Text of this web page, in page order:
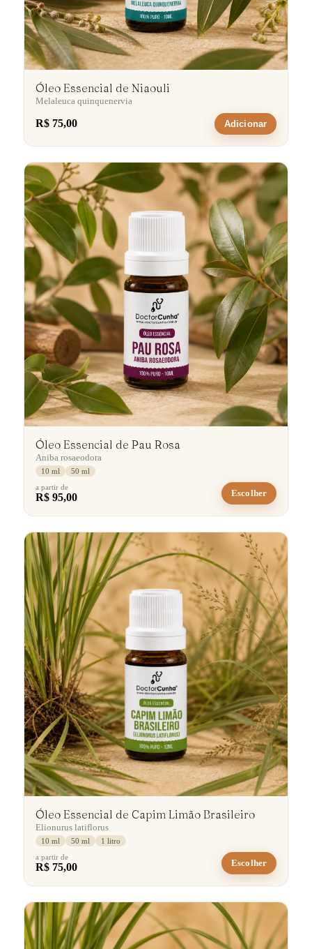
Óleo Essencial de Niaouli
Melaleuca quinquenervia
R$ 75,00 Adicionar
Óleo Essencial de Pau Rosa
Aniba rosaeodora
10 ml
50 ml
a partir de
R$ 95,00 Escolher
Óleo Essencial de Capim Limão Brasileiro
Elionurus latiflorus
10 ml 50 ml
1 litro
a partir de
R$ 75,00 Escolher